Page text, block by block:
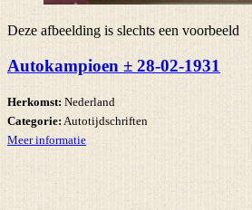
Deze afbeelding is slechts een voorbeeld
Autokampioen ± 28-02-1931
Herkomst: Nederland
Categorie: Autotijdschriften
Meer informatie